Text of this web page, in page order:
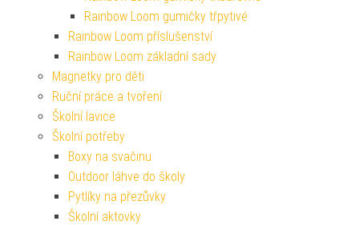
Rainbow Loom gumičky třpytivé
Rainbow Loom příslušenství
Rainbow Loom základní sady
Magnetky pro děti
Ruční práce a tvoření
Školní lavice
Školní potřeby
Boxy na svačinu
Outdoor láhve do školy
Pytlíky na přezůvky
Školní aktovky